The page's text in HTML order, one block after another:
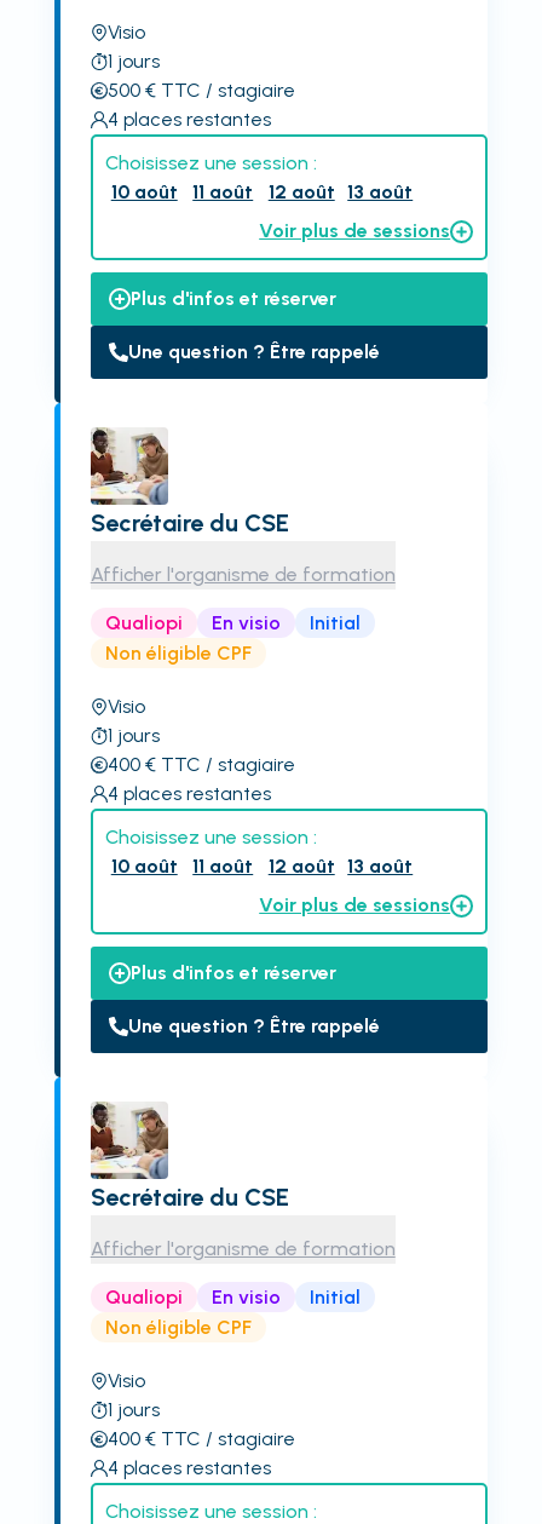
Visio
1 jours
500€ TTC / stagiaire
4 places restantes
Choisissez une session :
10 août
11 août 12 août 13 août
Voir plus de sessions
Plus d'infos et réserver
Une question ? Être rappelé
Secrétaire du CSE
Afficher l'organisme de formation
Qualiopi En visio
Initial
Non éligible CPF
Visio
1 jours
400€ TTC / stagiaire
4 places restantes
Choisissez une session :
10 août
11 août 12 août 13 août
Voir plus de sessions
Plus d'infos et réserver
Une question ? Être rappelé
Secrétaire du CSE
Afficher l'organisme de formation
Qualiopi En visio
Initial
Non éligible CPF
Visio
1 jours
400€ TTC / stagiaire
4 places restantes
Choisissez une session :